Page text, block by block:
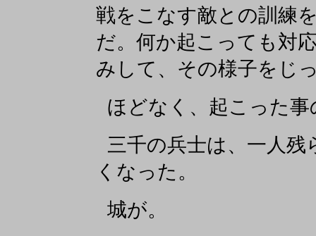
戦をこなす敵との訓練
だ。何か起こっても対
みして、その様子をじ
ほどなく、起こった
三千の兵士は、一人
くなった。
城が。